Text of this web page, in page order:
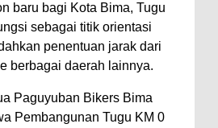
NTB
Wali Kota Tekankan Disiplin ASN
dan Penguatan Kolaborasi
Wali Kota Bima Hadiri Rakornas
Kelautan dan Perikanan
baru bagi Kota Bima, Tugu
sebagai titik orientasi
penentuan jarak dari
berbagai daerah lainnya.
Paguyuban Bikers Bima
Pembangunan Tugu KM 0